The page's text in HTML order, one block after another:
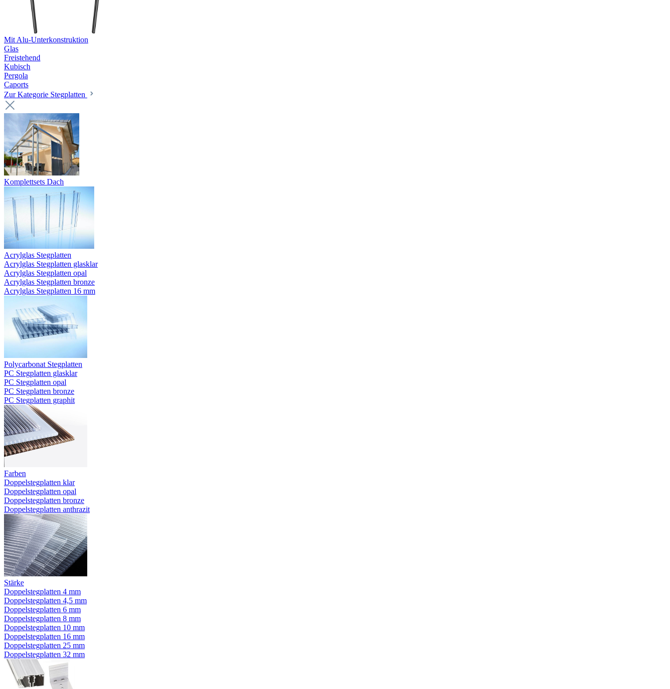
Mit Alu-Unterkonstruktion
Glas
Freistehend
Kubisch
Pergola
Caports
Zur Kategorie Stegplatten
Komplettsets Dach
Acrylglas Stegplatten
Acrylglas Stegplatten glasklar
Acrylglas Stegplatten opal
Acrylglas Stegplatten bronze
Acrylglas Stegplatten 16 mm
Polycarbonat Stegplatten
PC Stegplatten glasklar
PC Stegplatten opal
PC Stegplatten bronze
PC Stegplatten graphit
Farben
Doppelstegplatten klar
Doppelstegplatten opal
Doppelstegplatten bronze
Doppelstegplatten anthrazit
Stärke
Doppelstegplatten 4 mm
Doppelstegplatten 4,5 mm
Doppelstegplatten 6 mm
Doppelstegplatten 8 mm
Doppelstegplatten 10 mm
Doppelstegplatten 16 mm
Doppelstegplatten 25 mm
Doppelstegplatten 32 mm